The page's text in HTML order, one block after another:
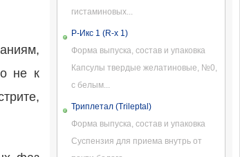
не к
гистаминовых...
Р-Икс 1 (R-x 1)
Форма выпуска, состав и упаковка
Капсулы твердые желатиновые, №0,
с белым...
Триплетал (Trileptal)
Форма выпуска, состав и упаковка
Суспензия для приема внутрь от